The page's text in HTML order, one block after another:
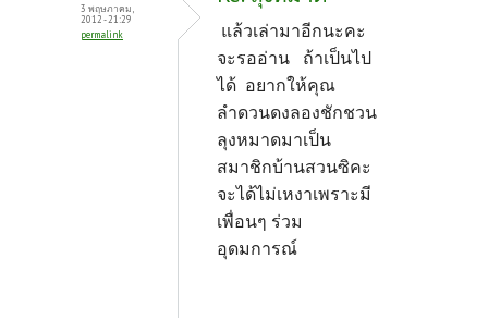
3 พฤษภาคม,
2012 - 21:29
permalink
แล้วเล่ามาอีกนะคะ
จะรออ่าน ถ้าเป็นไป
ได้ อยากให้คุณ
ลำดวนดงลองชักชวน
ลุงหมาดมาเป็น
สมาชิกบ้านสวนซิคะ
จะได้ไม่เหงาเพราะมี
เพื่อนๆ ร่วม
อุดมการณ์